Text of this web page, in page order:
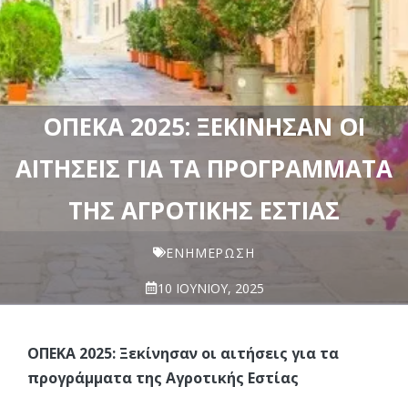
ΟΠΕΚΑ 2025: ΞΕΚΊΝΗΣΑΝ ΟΙ
ΑΙΤΉΣΕΙΣ ΓΙΑ ΤΑ ΠΡΟΓΡΆΜΜΑΤΑ
ΤΗΣ ΑΓΡΟΤΙΚΉΣ ΕΣΤΊΑΣ
ΕΝΗΜΈΡΩΣΗ
10 ΙΟΥΝΊΟΥ, 2025
ΟΠΕΚΑ 2025: Ξεκίνησαν οι αιτήσεις για τα
προγράμματα της Αγροτικής Εστίας